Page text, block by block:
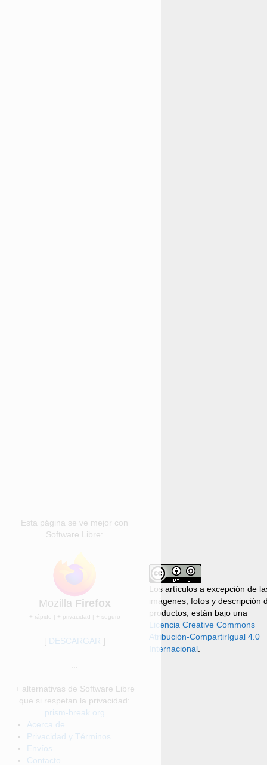
Esta página se ve mejor con
Software Libre:
Mozilla Firefox
+ rápido | + privacidad | + seguro
[ DESCARGAR ]
...
+ alternativas de Software Libre
que si respetan la privacidad:
prism-break.org
Los artículos a excepción de
imágenes, fotos y descripción
productos, están bajo una
Licencia Creative Commons
Atribución-CompartirIgual 4.0
Internacional.
Acerca de
Privacidad y Términos
Envíos
Contacto